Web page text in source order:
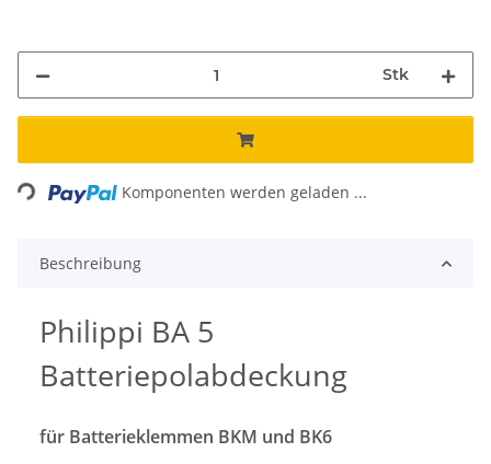
Stk
Loading... Komponenten werden geladen ...
Beschreibung
Philippi BA 5
Batteriepolabdeckung
für Batterieklemmen BKM und BK6